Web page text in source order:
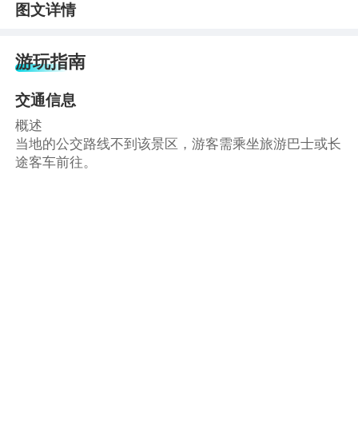
图文详情
游玩指南
交通信息
概述
当地的公交路线不到该景区，游客需乘坐旅游巴士或长
途客车前往。